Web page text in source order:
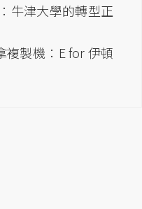
牛津大學的轉型正
複製機：E for 伊頓